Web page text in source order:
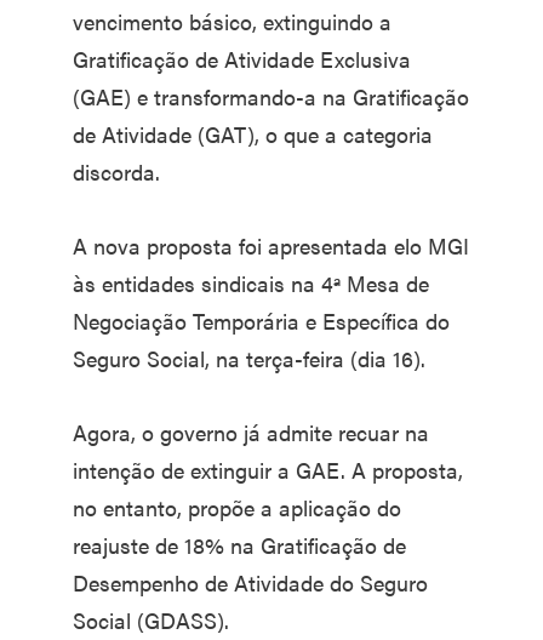
vencimento básico, extinguindo a
Gratificação de Atividade Exclusiva
(GAE) e transformando-a na Gratificação
de Atividade (GAT), o que a categoria
discorda.
A nova proposta foi apresentada elo MGI
às entidades sindicais na 4ª Mesa de
Negociação Temporária e Específica do
Seguro Social, na terça-feira (dia 16).
Agora, o governo já admite recuar na
intenção de extinguir a GAE. A proposta,
no entanto, propõe a aplicação do
reajuste de 18% na Gratificação de
Desempenho de Atividade do Seguro
Social (GDASS).